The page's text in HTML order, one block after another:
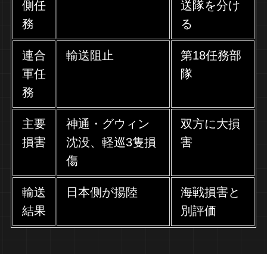
側任
務
送隊を分け
る
連合
軍任
務
輸送阻止
第18任務部
隊
主要
損害
神通・グウィン
沈没、軽巡3隻損
傷
双方に大損
害
輸送
結果
日本側が揚陸
海戦損害と
別評価